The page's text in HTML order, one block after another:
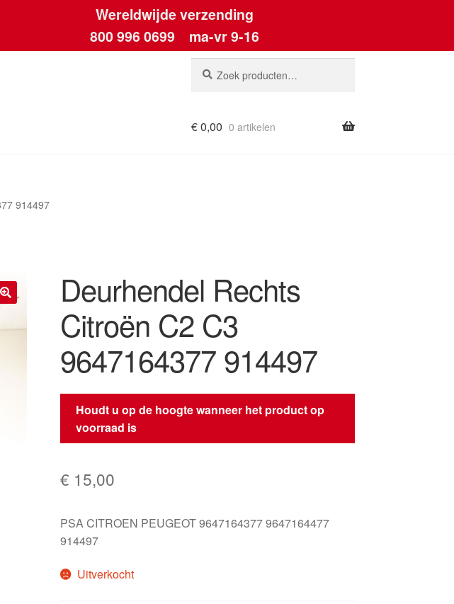
Wereldwijde verzending
800 996 0699 ma-vr 9-16
naar:
€0,00 0 artikelen
914497
Deurhendel Rechts
Citroën C2 C3
9647164377 914497
Houdt u op de hoogte wanneer het product op
voorraad is
€ 15,00
PSA CITROEN PEUGEOT 9647164377 9647164477
914497
Uitverkocht